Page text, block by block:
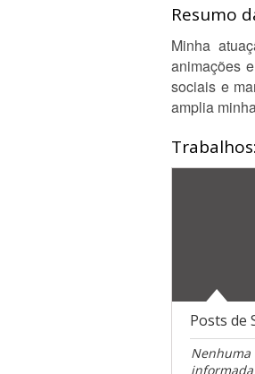
Resumo
Minha
animações
sociais e
amplia
Trabalhos:
Nenhuma
informada